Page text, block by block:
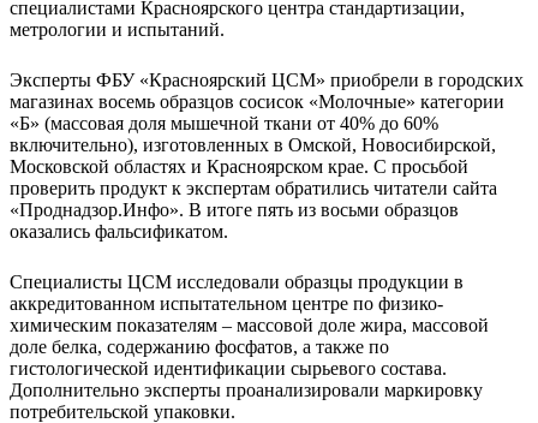
специалистами Красноярского центра стандартизации,
метрологии и испытаний.
Эксперты ФБУ «Красноярский ЦСМ» приобрели в городских
магазинах восемь образцов сосисок «Молочные» категории
«Б» (массовая доля мышечной ткани от 40% до 60%
включительно), изготовленных в Омской, Новосибирской,
Московской областях и Красноярском крае. С просьбой
проверить продукт к экспертам обратились читатели сайта
«Проднадзор.Инфо». В итоге пять из восьми образцов
оказались фальсификатом.
Специалисты ЦСМ исследовали образцы продукции в
аккредитованном испытательном центре по физико-
химическим показателям – массовой доле жира, массовой
доле белка, содержанию фосфатов, а также по
гистологической идентификации сырьевого состава.
Дополнительно эксперты проанализировали маркировку
потребительской упаковки.